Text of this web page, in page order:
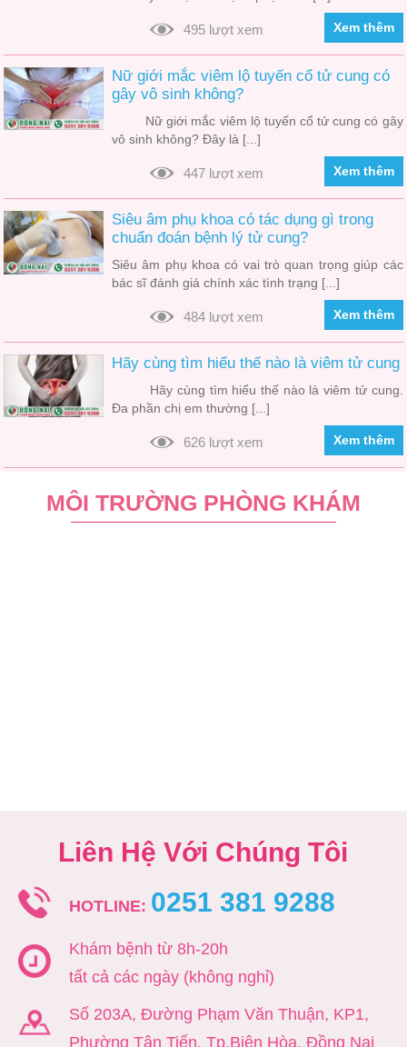
495 lượt xem Xem thêm
Nữ giới mắc viêm lộ tuyến cổ tử cung có
gây vô sinh không?
Nữ giới mắc viêm lộ tuyến cổ tử cung có gây
vô sinh không? Đây là [...]
447 lượt xem Xem thêm
Siêu âm phụ khoa có tác dụng gì trong
chuẩn đoán bệnh lý tử cung?
Siêu âm phụ khoa có vai trò quan trọng giúp các
bác sĩ đánh giá chính xác tình trạng [...]
484 lượt xem Xem thêm
Hãy cùng tìm hiểu thế nào là viêm tử cung
Hãy cùng tìm hiểu thế nào là viêm tử cung.
Đa phần chị em thường [...]
626 lượt xem Xem thêm
MÔI TRƯỜNG PHÒNG KHÁM
Liên Hệ Với Chúng Tôi
HOTLINE: 0251 381 9288
Khám bệnh từ 8h-20h
tất cả các ngày (không nghỉ)
Số 203A, Đường Phạm Văn Thuận, KP1,
Phường Tân Tiến, Tp.Biên Hòa, Đồng Nai